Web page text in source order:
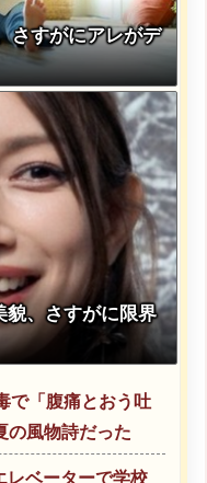
さすがにアレがデ
貌、さすがに限界
で「腹痛とおう吐
の風物詩だった
レベーターで学校